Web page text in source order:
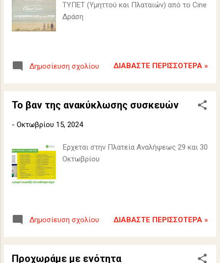
ΤΥΠΕΤ (Υμηττού και Πλαταιών) από το Cine
Δράση
Δημοσίευση σχολίου ΔΙΑΒΆΣΤΕ ΠΕΡΙΣΣΌΤΕΡΑ »
To βαν της ανακύκλωσης συσκευών
- Οκτωβρίου 15, 2024
Έρχεται στην Πλατεία Αναλήψεως 29 και 30
Οκτωβρίου
Δημοσίευση σχολίου ΔΙΑΒΆΣΤΕ ΠΕΡΙΣΣΌΤΕΡΑ »
Προχωράμε με ενότητα